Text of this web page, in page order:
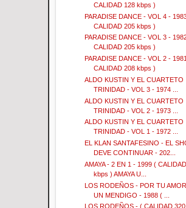
CALIDAD 128 kbps )
PARADISE DANCE - VOL 4 -
CALIDAD 205 kbps )
PARADISE DANCE - VOL 3 -
CALIDAD 205 kbps )
PARADISE DANCE - VOL 2 -
CALIDAD 208 kbps )
ALDO KUSTIN Y EL CUARTETO
TRINIDAD - VOL 3 - 1974 ...
ALDO KUSTIN Y EL CUARTETO
TRINIDAD - VOL 2 - 1973 ...
ALDO KUSTIN Y EL CUARTETO
TRINIDAD - VOL 1 - 1972 ...
EL KLAN SANTAFESINO - EL
DEVE CONTINUAR - 202...
AMAYA - 2 EN 1 - 1999 (
kbps ) AMAYA U...
LOS RODEÑOS - POR TU
UN MENDIGO - 1988 ( ...
LOS RODEÑOS - ( CALIDAD